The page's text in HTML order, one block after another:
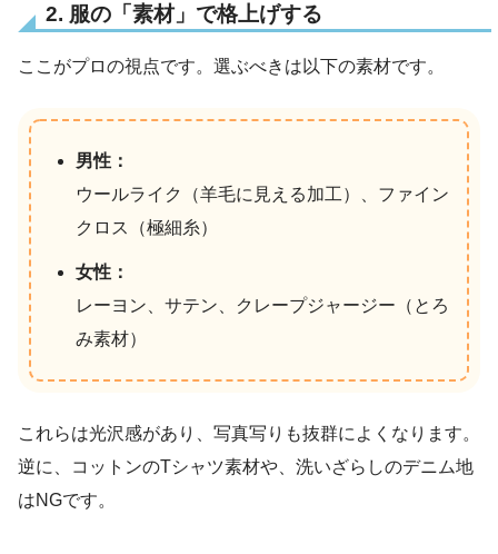
2. 服の「素材」で格上げする
ここがプロの視点です。選ぶべきは以下の素材です。
男性：
ウールライク（羊毛に見える加工）、ファイン
クロス（極細糸）
女性：
レーヨン、サテン、クレープジャージー（とろ
み素材）
これらは光沢感があり、写真写りも抜群によくなります。
逆に、コットンのTシャツ素材や、洗いざらしのデニム地
はNGです。